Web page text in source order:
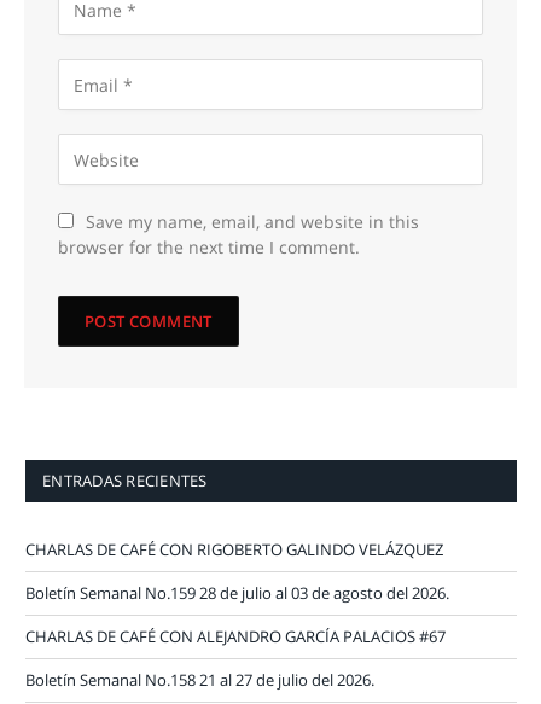
Save my name, email, and website in this
browser for the next time I comment.
ENTRADAS RECIENTES
CHARLAS DE CAFÉ CON RIGOBERTO GALINDO VELÁZQUEZ
Boletín Semanal No.159 28 de julio al 03 de agosto del 2026.
CHARLAS DE CAFÉ CON ALEJANDRO GARCÍA PALACIOS #67
Boletín Semanal No.158 21 al 27 de julio del 2026.